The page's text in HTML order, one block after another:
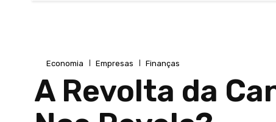
Economia Empresas Finanças
A Revolta da